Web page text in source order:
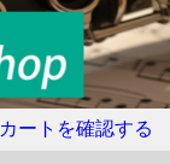
カートを確認する